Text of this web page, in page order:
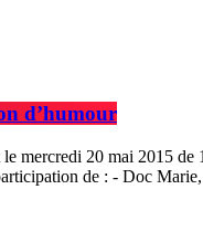
d’humour
mercredi 20 mai 2015
de : - Doc